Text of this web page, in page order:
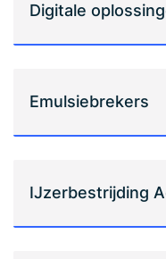
Digitale
Emulsiebrekers
IJzerbestrijding